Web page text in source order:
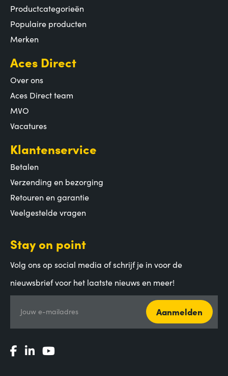
Productcategorieën
Populaire producten
Merken
Aces Direct
Over ons
Aces Direct team
MVO
Vacatures
Klantenservice
Betalen
Verzending en bezorging
Retouren en garantie
Veelgestelde vragen
Stay on point
Volg ons op social media of schrijf je in voor de
nieuwsbrief voor het laatste nieuws en meer!
Jouw e-mailadres Aanmelden